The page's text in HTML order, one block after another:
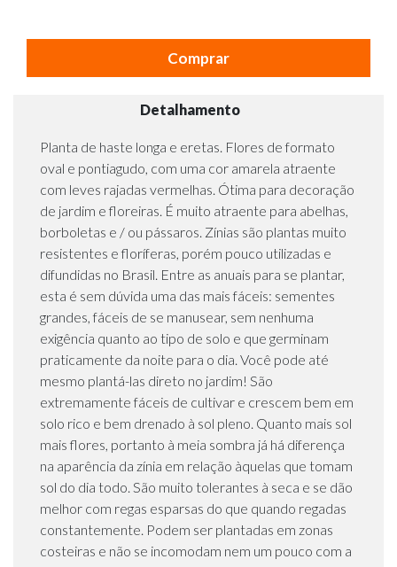
Comprar
Detalhamento
Planta de haste longa e eretas. Flores de formato
oval e pontiagudo, com uma cor amarela atraente
com leves rajadas vermelhas. Ótima para decoração
de jardim e floreiras. É muito atraente para abelhas,
borboletas e / ou pássaros. Zínias são plantas muito
resistentes e floríferas, porém pouco utilizadas e
difundidas no Brasil. Entre as anuais para se plantar,
esta é sem dúvida uma das mais fáceis: sementes
grandes, fáceis de se manusear, sem nenhuma
exigência quanto ao tipo de solo e que germinam
praticamente da noite para o dia. Você pode até
mesmo plantá-las direto no jardim! São
extremamente fáceis de cultivar e crescem bem em
solo rico e bem drenado à sol pleno. Quanto mais sol
mais flores, portanto à meia sombra já há diferença
na aparência da zínia em relação àquelas que tomam
sol do dia todo. São muito tolerantes à seca e se dão
melhor com regas esparsas do que quando regadas
constantemente. Podem ser plantadas em zonas
costeiras e não se incomodam nem um pouco com a